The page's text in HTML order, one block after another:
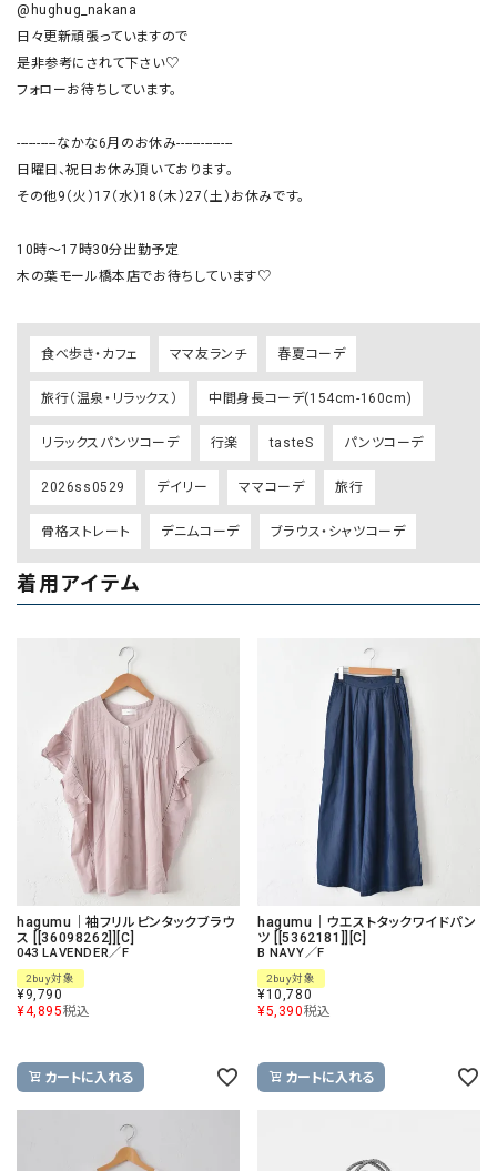
@hughug_nakana
日々更新頑張っていますので
是非参考にされて下さい♡
フォローお待ちしています。
----------なかな6月のお休み--------------
日曜日、祝日お休み頂いております。
その他9（火）17（水）18（木）27（土）お休みです。
10時〜17時30分出勤予定
木の葉モール橋本店でお待ちしています♡
食べ歩き・カフェ ママ友ランチ 春夏コーデ
旅行（温泉・リラックス） 中間身長コーデ(154cm-160cm)
リラックスパンツコーデ 行楽 tasteS パンツコーデ
2026ss0529 デイリー ママコーデ 旅行
骨格ストレート デニムコーデ ブラウス・シャツコーデ
着用アイテム
hagumu｜袖フリルピンタックブラウ
ス [[36098262]][C]
043 LAVENDER／F
2buy対象
¥9,790
¥4,895税込
カートに入れる
hagumu｜ウエストタックワイドパン
ツ [[5362181]][C]
B NAVY／F
2buy対象
¥10,780
¥5,390税込
カートに入れる